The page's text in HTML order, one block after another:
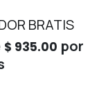
BRATIS
$ 935.00 por